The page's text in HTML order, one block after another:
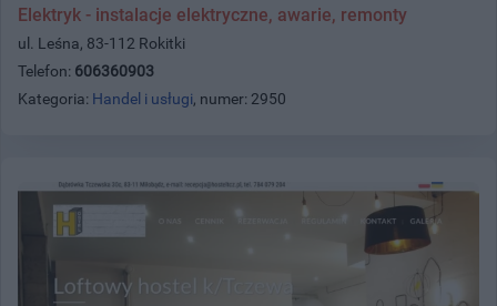
Elektryk - instalacje elektryczne, awarie, remonty
ul. Leśna, 83-112 Rokitki
Telefon: 606360903
Kategoria: Handel i usługi, numer: 2950